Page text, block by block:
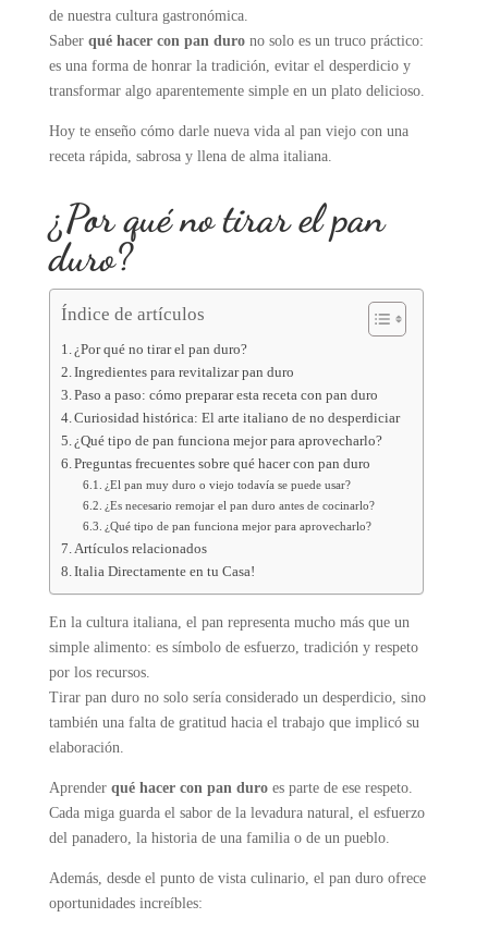
de nuestra cultura gastronómica.
Saber qué hacer con pan durono solo es un truco práctico:
es una forma de honrar la tradición, evitar el desperdicio y
transformar algo aparentemente simple en un plato delicioso.
Hoy te enseño cómo darle nueva vida al pan viejo con una
receta rápida, sabrosa y llena de alma italiana.
¿Por qué no tirar el pan
duro?
Índice de artículos
¿Por qué no tirar el pan duro?
Ingredientes para revitalizar pan duro
Paso a paso: cómo preparar esta receta con pan duro
Curiosidad histórica: El arte italiano de no desperdiciar
¿Qué tipo de pan funciona mejor para aprovecharlo?
Preguntas frecuentes sobre qué hacer con pan duro
¿El pan muy duro o viejo todavía se puede usar?
¿Es necesario remojar el pan duro antes de cocinarlo?
¿Qué tipo de pan funciona mejor para aprovecharlo?
Artículos relacionados
Italia Directamente en tu Casa!
En la cultura italiana, el pan representa mucho más que un
simple alimento: es símbolo de esfuerzo, tradición y respeto
por los recursos.
Tirar pan duro no solo sería considerado un desperdicio, sino
también una falta de gratitud hacia el trabajo que implicó su
elaboración.
Aprender qué hacer con pan duroes parte de ese respeto.
Cada miga guarda el sabor de la levadura natural, el esfuerzo
del panadero, la historia de una familia o de un pueblo.
Además, desde el punto de vista culinario, el pan duro ofrece
oportunidades increíbles: